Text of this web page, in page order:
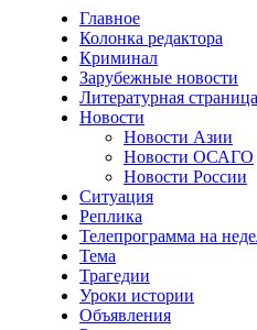
Главное
Колонка редактора
Криминал
Зарубежные новости
Литературная страница
Новости
Новости Азии
Новости ОСАГО
Новости России
Ситуация
Реплика
Телепрограмма на
Тема
Трагедии
Уроки истории
Объявления